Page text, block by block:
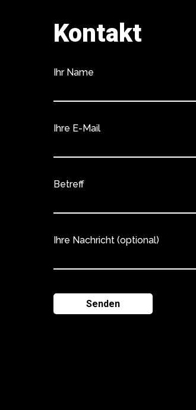
Kontakt
Ihr Name
Ihre E-Mail
Betreff
Ihre Nachricht (optional)